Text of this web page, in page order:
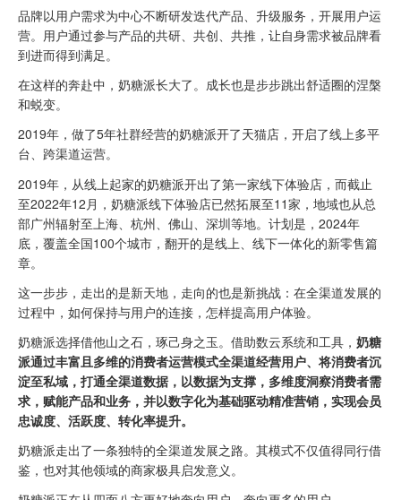
品牌以用户需求为中心不断研发迭代产品、升级服务，开展用户运
营。用户通过参与产品的共研、共创、共推，让自身需求被品牌看
到进而得到满足。
在这样的奔赴中，奶糖派长大了。成长也是步步跳出舒适圈的涅槃
和蜕变。
2019年，做了5年社群经营的奶糖派开了天猫店，开启了线上多平
台、跨渠道运营。
2019年，从线上起家的奶糖派开出了第一家线下体验店，而截止
至2022年12月，奶糖派线下体验店已然拓展至11家，地域也从总
部广州辐射至上海、杭州、佛山、深圳等地。计划是，2024年
底，覆盖全国100个城市，翻开的是线上、线下一体化的新零售篇
章。
这一步步，走出的是新天地，走向的也是新挑战：在全渠道发展的
过程中，如何保持与用户的连接，怎样提高用户体验。
奶糖派选择借他山之石，琢己身之玉。借助数云系统和工具， 奶糖
派通过丰富且多维的消费者运营模式全渠道经营用户、将消费者沉
淀至私域，打通全渠道数据，以数据为支撑，多维度洞察消费者需
求，赋能产品和业务，并以数字化为基础驱动精准营销，实现会员
忠诚度、活跃度、转化率提升。
奶糖派走出了一条独特的全渠道发展之路。其模式不仅值得同行借
鉴，也对其他领域的商家极具启发意义。